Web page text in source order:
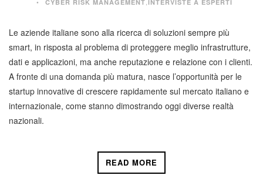
CYBER RISK MANAGEMENT INTERVISTE A ESPERTI
Le aziende italiane sono alla ricerca di soluzioni sempre più
smart, in risposta al problema di proteggere meglio infrastrutture,
dati e applicazioni, ma anche reputazione e relazione con i clienti.
A fronte di una domanda più matura, nasce l’opportunità per le
startup innovative di crescere rapidamente sul mercato italiano e
internazionale, come stanno dimostrando oggi diverse realtà
nazionali.
READ MORE